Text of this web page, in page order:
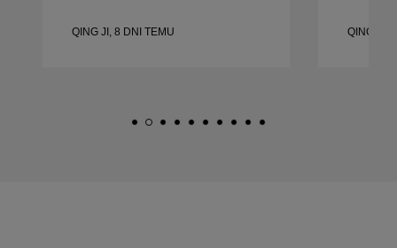
QING JI, 8 DNI TEMU
QING JI,